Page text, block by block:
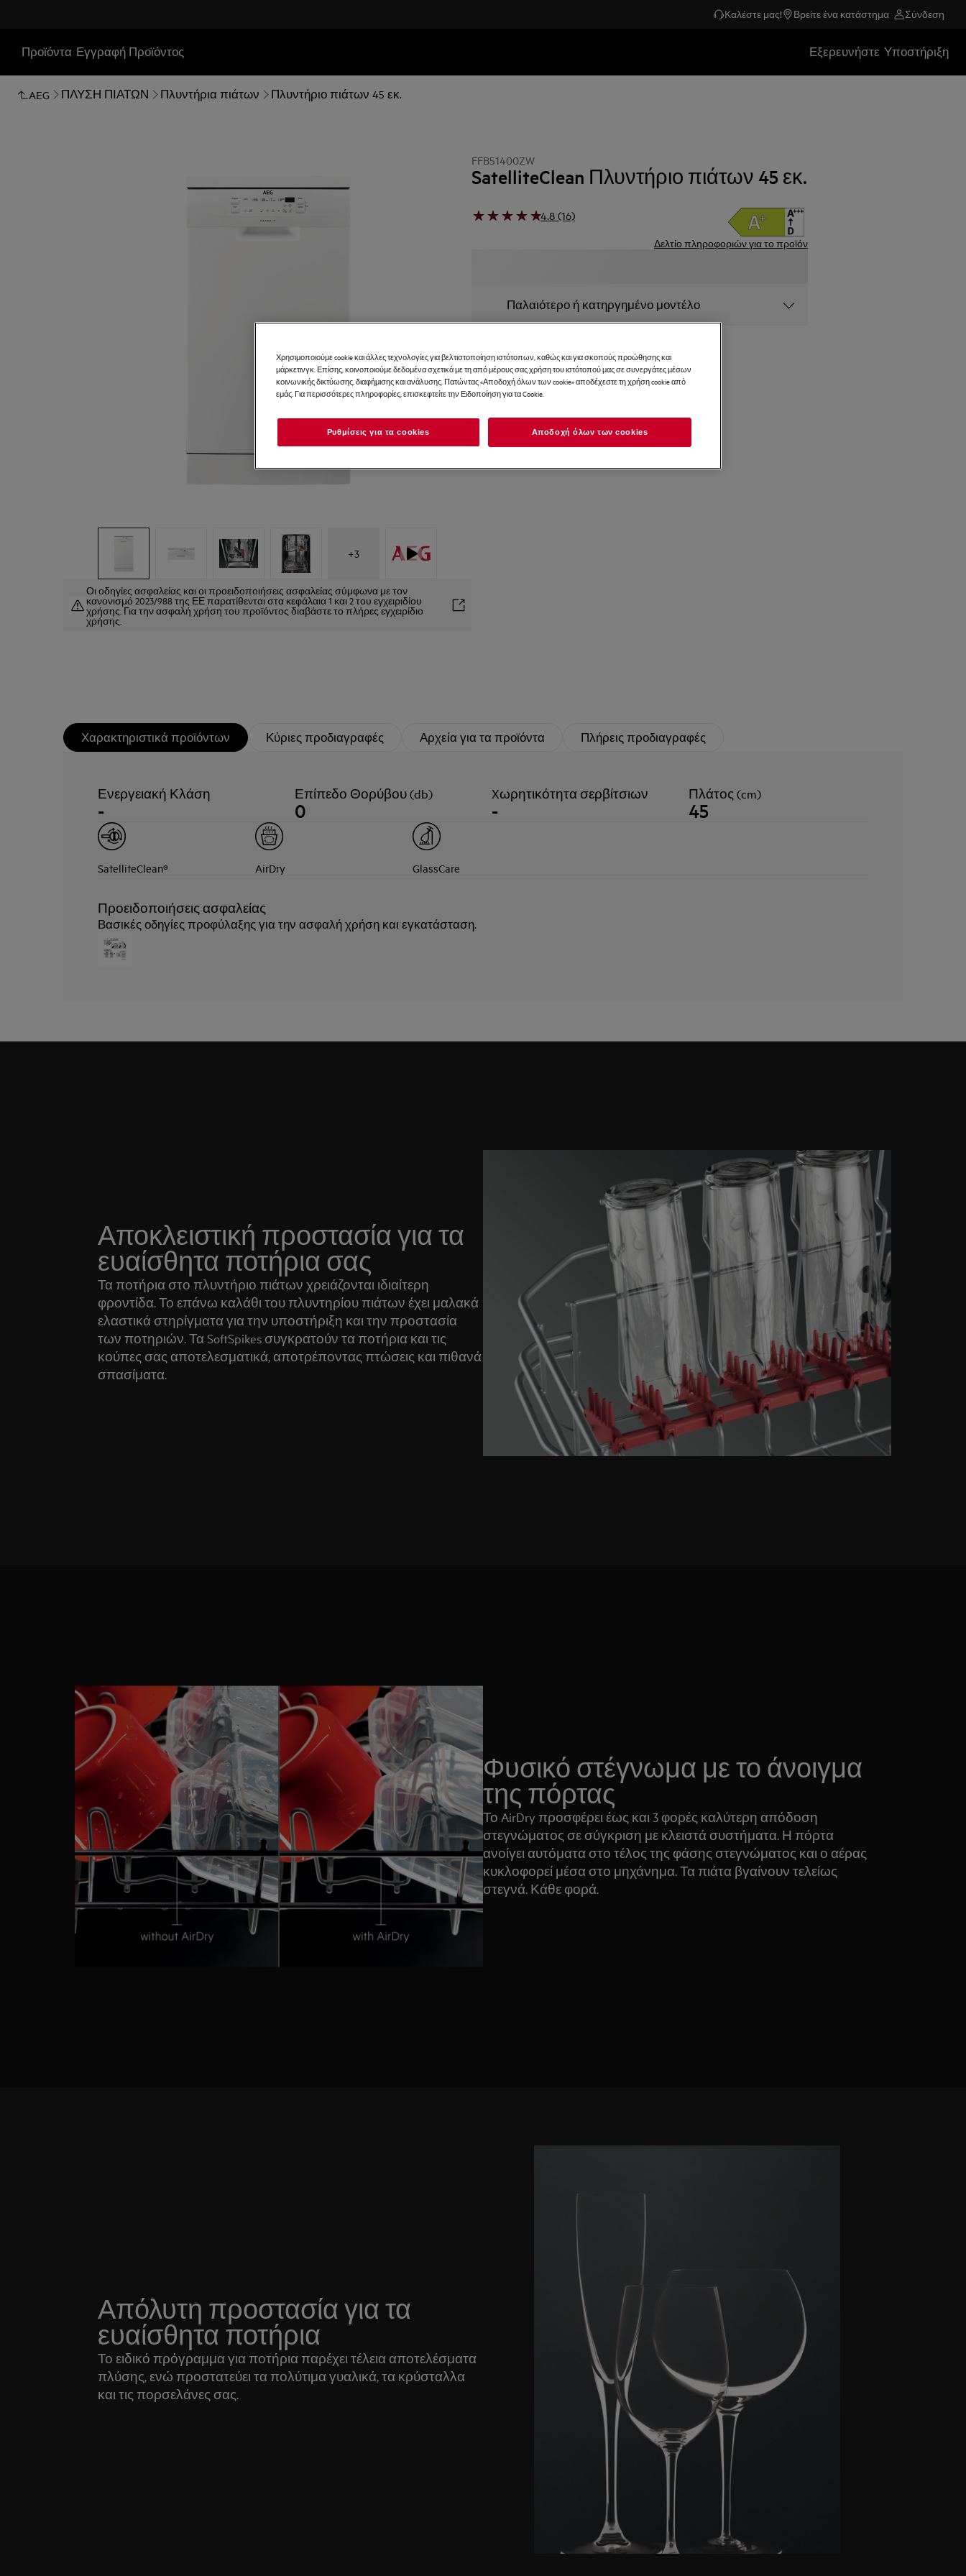
Καλέστε μας! Βρείτε ένα κατάστημα Σύνδεση
Προϊόντα Εγγραφή Προϊόντος Εξερευνήστε Υποστήριξη
AEG ΠΛΥΣΗ ΠΙΑΤΩΝ Πλυντήρια πιάτων Πλυντήριο πιάτων 45 εκ.
+3
Οι οδηγίες ασφαλείας και οι προειδοποιήσεις ασφαλείας σύμφωνα με τον
κανονισμό 2023/988 της ΕΕ παρατίθενται στα κεφάλαια 1 και 2 του εγχειριδίου
χρήσης. Για την ασφαλή χρήση του προϊόντος διαβάστε το πλήρες εγχειρίδιο
χρήσης.
FFB51400ZW
SatelliteClean Πλυντήριο πιάτων 45 εκ.
4.8 (16)
Δελτίο πληροφοριών για το προϊόν
Παλαιότερο ή κατηργημένο μοντέλο
Χαρακτηριστικά προϊόντων Κύριες προδιαγραφές Αρχεία για τα προϊόντα Πλήρεις προδιαγραφές
Ενεργειακή Κλάση
-
Επίπεδο Θορύβου (db)
0
Xωρητικότητα σερβίτσιων
-
Πλάτος (cm)
45
SatelliteClean® AirDry GlassCare
Προειδοποιήσεις ασφαλείας
Βασικές οδηγίες προφύλαξης για την ασφαλή χρήση και εγκατάσταση.
Αποκλειστική προστασία για τα
ευαίσθητα ποτήρια σας
Τα ποτήρια στο πλυντήριο πιάτων χρειάζονται ιδιαίτερη
φροντίδα. Το επάνω καλάθι του πλυντηρίου πιάτων έχει μαλακά
ελαστικά στηρίγματα για την υποστήριξη και την προστασία
των ποτηριών. Τα SoftSpikes συγκρατούν τα ποτήρια και τις
κούπες σας αποτελεσματικά, αποτρέποντας πτώσεις και πιθανά
σπασίματα.
Φυσικό στέγνωμα με το άνοιγμα
της πόρτας
Το AirDry προσφέρει έως και 3 φορές καλύτερη απόδοση
στεγνώματος σε σύγκριση με κλειστά συστήματα. Η πόρτα
ανοίγει αυτόματα στο τέλος της φάσης στεγνώματος και ο αέρας
κυκλοφορεί μέσα στο μηχάνημα. Τα πιάτα βγαίνουν τελείως
στεγνά. Κάθε φορά.
Απόλυτη προστασία για τα
ευαίσθητα ποτήρια
Το ειδικό πρόγραμμα για ποτήρια παρέχει τέλεια αποτελέσματα
πλύσης, ενώ προστατεύει τα πολύτιμα γυαλικά, τα κρύσταλλα
και τις πορσελάνες σας.
Χρησιμοποιούμε cookie και άλλες τεχνολογίες για βελτιστοποίηση ιστότοπων, καθώς και για σκοπούς προώθησης και
μάρκετινγκ. Επίσης, κοινοποιούμε δεδομένα σχετικά με τη από μέρους σας χρήση του ιστότοπού μας σε συνεργάτες μέσων
κοινωνικής δικτύωσης, διαφήμισης και ανάλυσης. Πατώντας «Αποδοχή όλων των cookie» αποδέχεστε τη χρήση cookie από
εμάς. Για περισσότερες πληροφορίες, επισκεφτείτε την Ειδοποίηση για τα Cookie.
Ρυθμίσεις για τα cookies Αποδοχή όλων των cookies